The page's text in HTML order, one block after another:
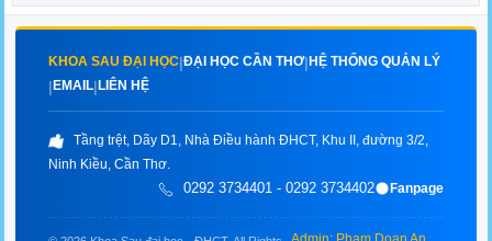
KHOA SAU ĐẠI HỌC |ĐẠI HỌC CẦN THƠ|HỆ THỐNG QUẢN LÝ
|EMAIL |LIÊN HỆ
Tầng trệt, Dãy D1, Nhà Điều hành ĐHCT, Khu II, đường 3/2,
Ninh Kiều, Cần Thơ.
0292 3734401 - 0292 3734402
Fanpage